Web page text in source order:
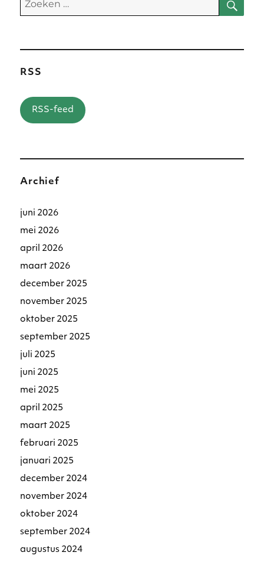
naar:
RSS
RSS-feed
Archief
juni 2026
mei 2026
april 2026
maart 2026
december 2025
november 2025
oktober 2025
september 2025
juli 2025
juni 2025
mei 2025
april 2025
maart 2025
februari 2025
januari 2025
december 2024
november 2024
oktober 2024
september 2024
augustus 2024